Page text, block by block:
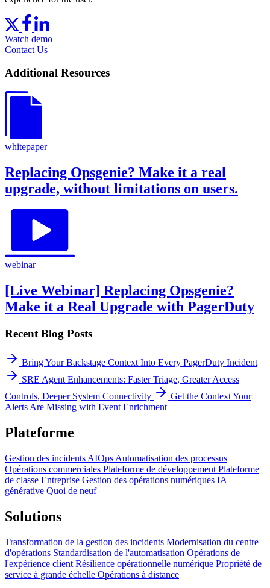
Watch demo
Contact Us
Additional Resources
whitepaper
Replacing Opsgenie? Make it a real
upgrade, without limitations on users.
webinar
[Live Webinar] Replacing Opsgenie?
Make it a Real Upgrade with PagerDuty
Recent Blog Posts
Bring Your Backstage Context Into Every PagerDuty Incident
SRE Agent Enhancements: Faster Triage, Greater Access
Controls, Deeper System Connectivity
Get the Context Your
Alerts Are Missing with Event Enrichment
Plateforme
Gestion des incidents AIOps Automatisation des processus
Opérations commerciales Plateforme de développement Plateforme
de classe Entreprise Gestion des opérations numériques IA
générative Quoi de neuf
Solutions
Transformation de la gestion des incidents Modernisation du centre
d'opérations Standardisation de l'automatisation Opérations de
l'expérience client Résilience opérationnelle numérique Propriété de
service à grande échelle Opérations à distance